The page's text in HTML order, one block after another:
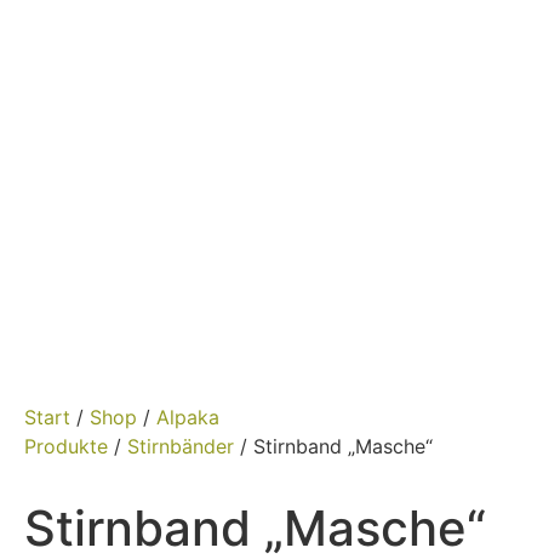
Start / Shop / Alpaka
Produkte / Stirnbänder / Stirnband „Masche“
Stirnband „Masche“